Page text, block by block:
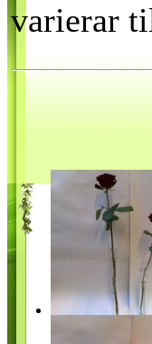
varierar